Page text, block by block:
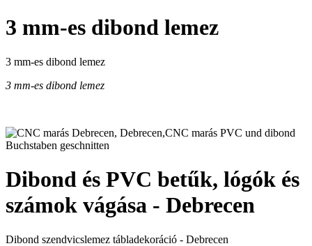
3 mm-es dibond lemez
3 mm-es dibond lemez
3 mm-es dibond lemez
Dibond és PVC betűk, lógók és
számok vágása - Debrecen
Dibond szendvicslemez tábladekoráció - Debrecen